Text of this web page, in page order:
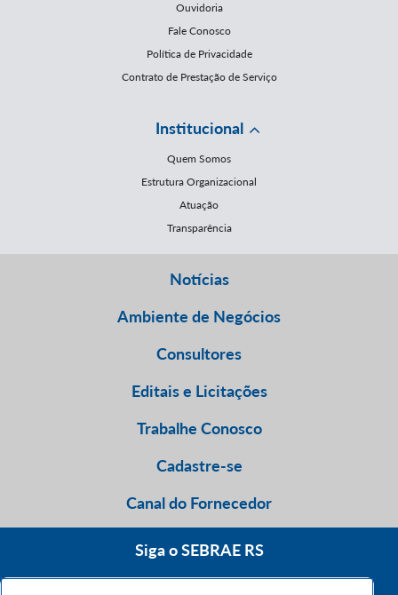
Ouvidoria
Fale Conosco
Política de Privacidade
Contrato de Prestação de Serviço
Institucional
Quem Somos
Estrutura Organizacional
Atuação
Transparência
Notícias
Ambiente de Negócios
Consultores
Editais e Licitações
Trabalhe Conosco
Cadastre-se
Canal do Fornecedor
Siga o SEBRAE RS